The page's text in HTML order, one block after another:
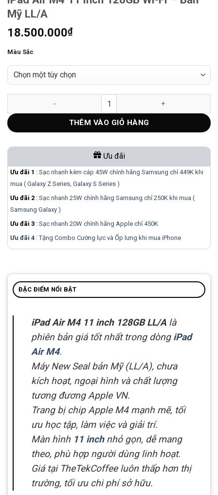
Mỹ LL/A
18.500.000₫
Màu Sắc
iPad Air M4 11 inch 128GB Wi-Fi - Bản Mỹ LL/A số lượng
THÊM VÀO GIỎ HÀNG
Ưu đãi
Ưu đãi 1 : Sạc nhanh kèm cáp 45W chính hãng Samsung chỉ 449K khi
mua ( Galaxy Z Series, Galaxy S Series )
Ưu đãi 2 : Sạc nhanh 25W chính hãng Samsung chỉ 250K khi mua (
Samsung Galaxy )
Ưu đãi 3 : Sạc nhanh 20W chính hãng Apple chỉ 450K
Ưu đãi 4 : Tặng Combo Cường lực và Ốp lưng khi mua iPhone
ĐẶC ĐIỂM NỔI BẬT
iPad Air M4 11 inch 128GB LL/A là
phiên bản giá tốt nhất trong dòng iPad
Air M4.
Máy New Seal bản Mỹ (LL/A), chưa
kích hoạt, ngoại hình và chất lượng
tương đương Apple VN.
Trang bị chip Apple M4 mạnh mẽ, tối
ưu học tập, làm việc và giải trí.
Màn hình 11 inchnhỏ gọn, dễ mang
theo, phù hợp người dùng linh hoạt.
Giá tại TheTekCoffee luôn thấp hơn thị
trường, tối ưu chi phí sở hữu.